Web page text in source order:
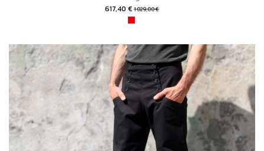
617,40 € 1 029,00 €